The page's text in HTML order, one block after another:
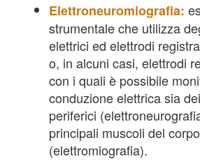
Elettroneuromiografia:
strumentale che utilizza
elettrici ed elettrodi
o, in alcuni casi, elettrodi
con i quali è possibile
conduzione elettrica sia
periferici
principali muscoli del
(elettromiografia).